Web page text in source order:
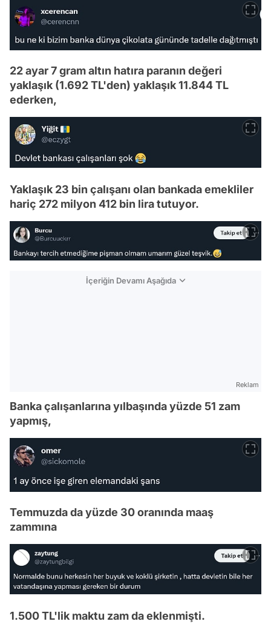
22 ayar 7 gram altın hatıra paranın değeri
yaklaşık (1.692 TL'den) yaklaşık 11.844 TL
ederken,
Yaklaşık 23 bin çalışanı olan bankada emekliler
hariç 272 milyon 412 bin lira tutuyor.
İçeriğin Devamı Aşağıda
Reklam
Banka çalışanlarına yılbaşında yüzde 51 zam
yapmış,
Temmuzda da yüzde 30 oranında maaş
zammına
1.500 TL'lik maktu zam da eklenmişti.